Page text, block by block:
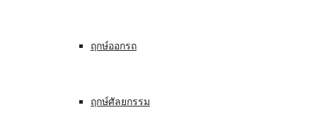
ฤกษ์ออกรถ
ฤกษ์ศัลยกรรม